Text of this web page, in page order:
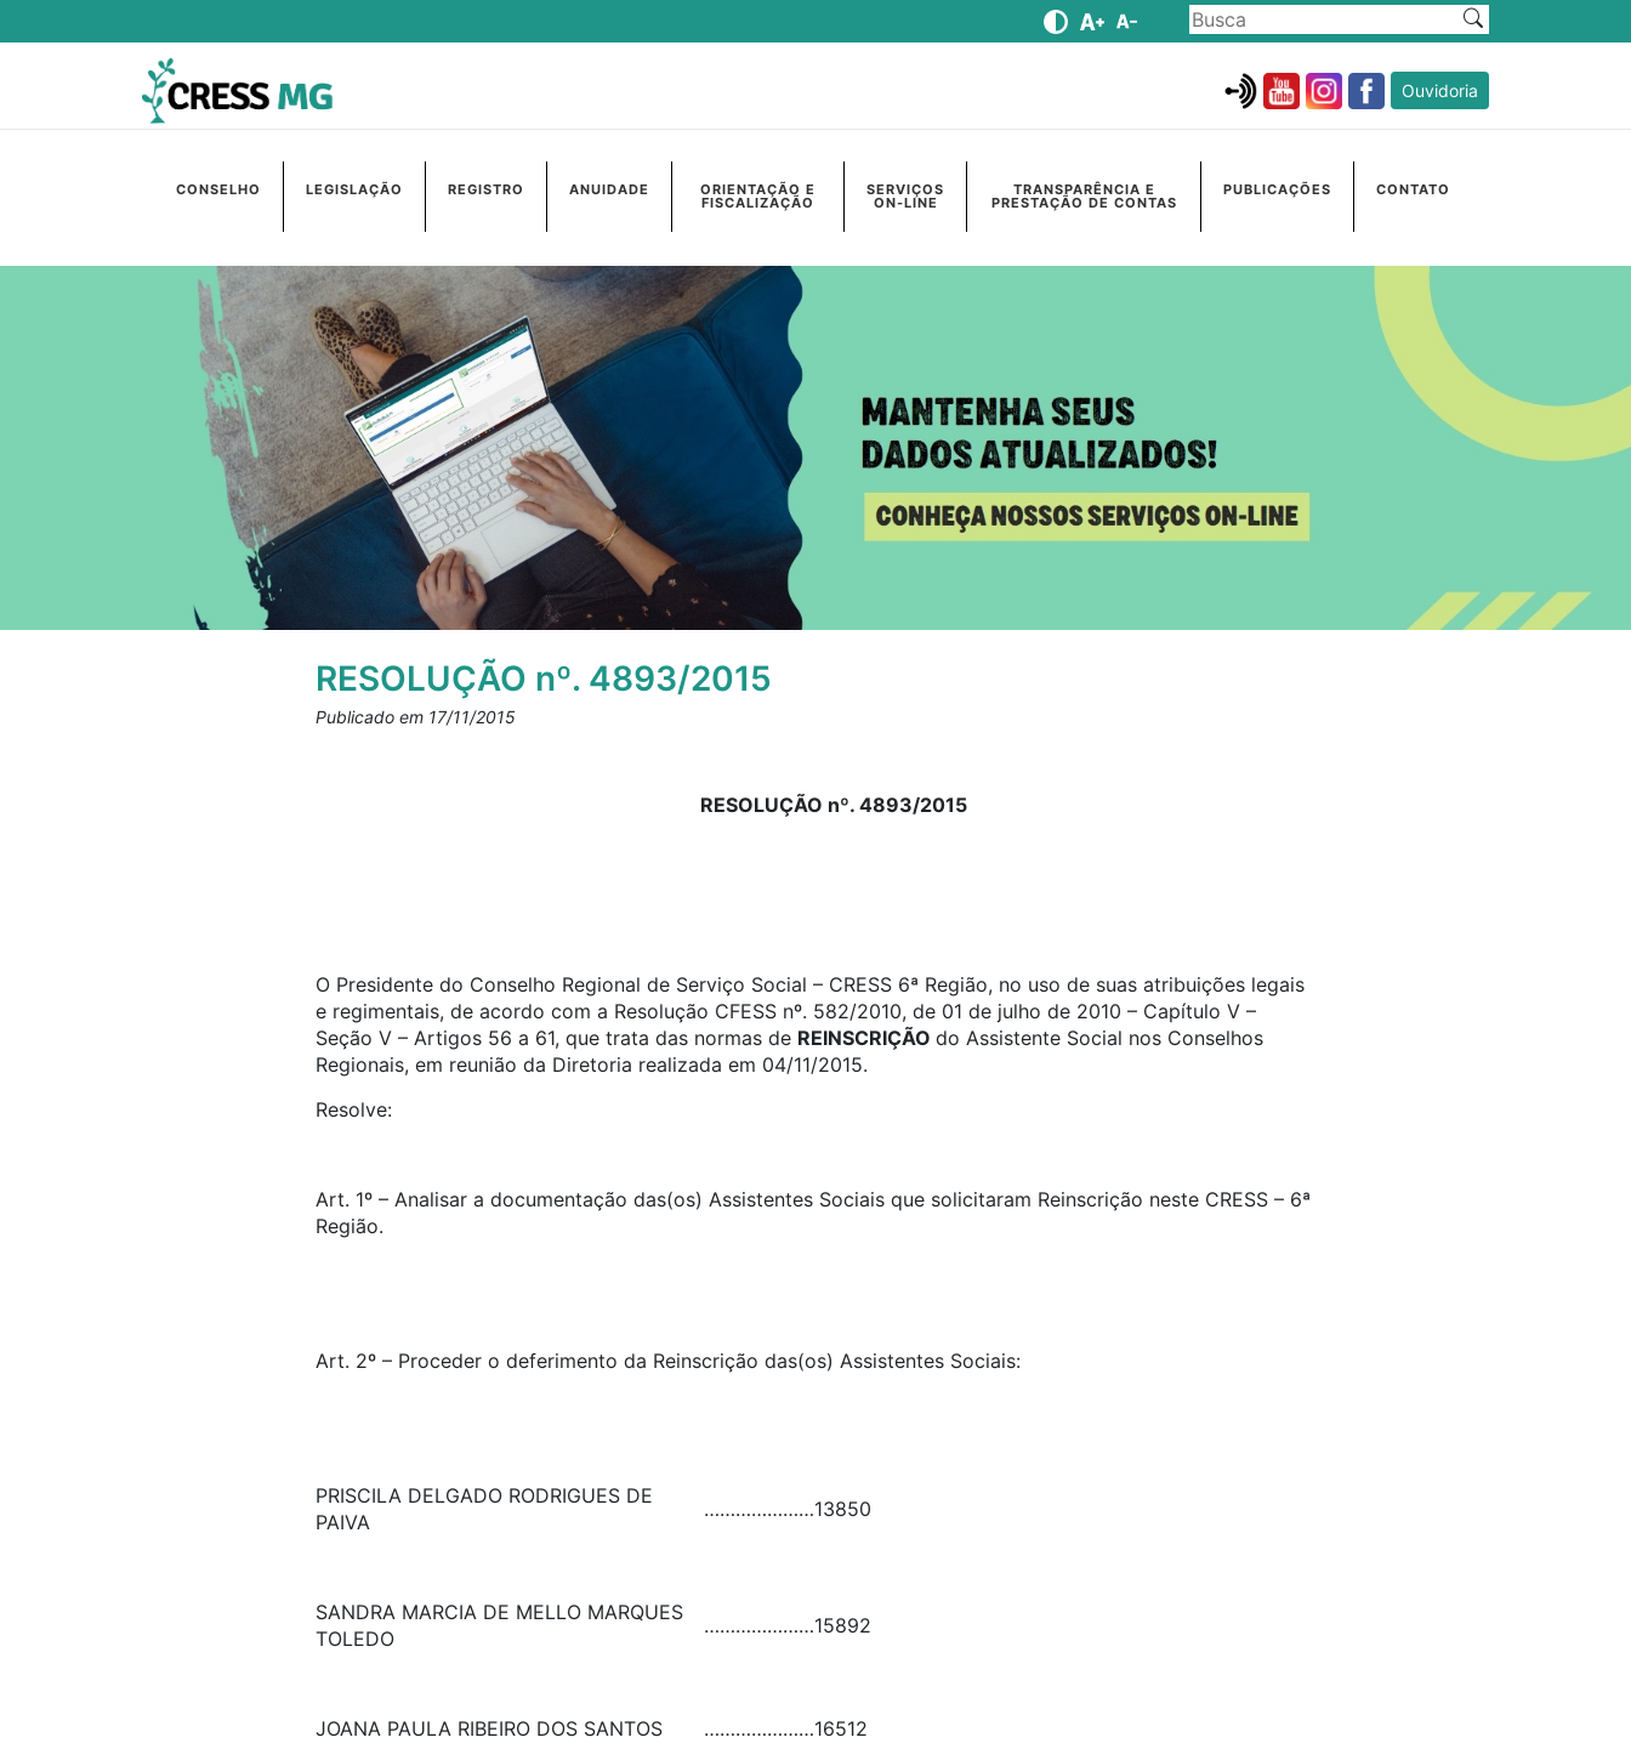
Ouvidoria
CONSELHO LEGISLAÇÃO REGISTRO ANUIDADE ORIENTAÇÃO E
FISCALIZAÇÃO
SERVIÇOS
ON-LINE
TRANSPARÊNCIA E
PRESTAÇÃO DE CONTAS
PUBLICAÇÕES CONTATO
RESOLUÇÃO nº. 4893/2015
Publicado em 17/11/2015
RESOLUÇÃO nº. 4893/2015
O Presidente do Conselho Regional de Serviço Social – CRESS 6ª Região, no uso de suas atribuições legais
e regimentais, de acordo com a Resolução CFESS nº. 582/2010, de 01 de julho de 2010 – Capítulo V –
Seção V – Artigos 56 a 61, que trata das normas de REINSCRIÇÃO do Assistente Social nos Conselhos
Regionais, em reunião da Diretoria realizada em 04/11/2015.
Resolve:
Art. 1º – Analisar a documentação das(os) Assistentes Sociais que solicitaram Reinscrição neste CRESS – 6ª
Região.
Art. 2º – Proceder o deferimento da Reinscrição das(os) Assistentes Sociais:
PRISCILA DELGADO RODRIGUES DE
PAIVA
…………………13850
SANDRA MARCIA DE MELLO MARQUES
TOLEDO
…………………15892
JOANA PAULA RIBEIRO DOS SANTOS …………………16512